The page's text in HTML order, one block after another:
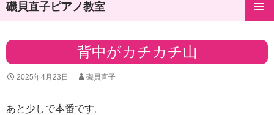
磯貝直子ピアノ教室
テ
へ
キ
背中がカチカチ山
2025年4月23日 磯貝直子
あと少しで本番です。